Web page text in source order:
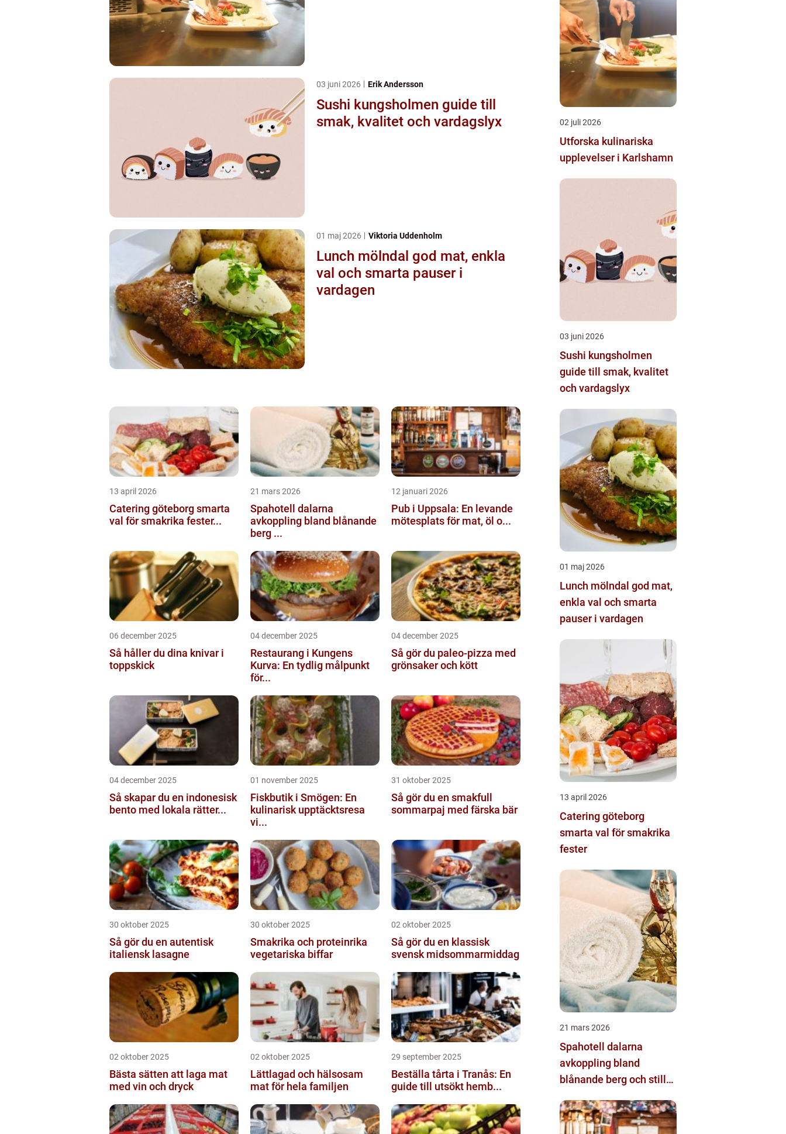
03 juni 2026 Erik Andersson
Sushi kungsholmen guide till
smak, kvalitet och vardagslyx
01 maj 2026 Viktoria Uddenholm
Lunch mölndal god mat, enkla
val och smarta pauser i
vardagen
13 april 2026
Catering göteborg smarta
val för smakrika fester...
21 mars 2026
Spahotell dalarna
avkoppling bland blånande
berg ...
12 januari 2026
Pub i Uppsala: En levande
mötesplats för mat, öl o...
06 december 2025
Så håller du dina knivar i
toppskick
04 december 2025
Restaurang i Kungens
Kurva: En tydlig målpunkt
för...
04 december 2025
Så gör du paleo-pizza med
grönsaker och kött
04 december 2025
Så skapar du en indonesisk
bento med lokala rätter...
01 november 2025
Fiskbutik i Smögen: En
kulinarisk upptäcktsresa
vi...
31 oktober 2025
Så gör du en smakfull
sommarpaj med färska bär
30 oktober 2025
Så gör du en autentisk
italiensk lasagne
30 oktober 2025
Smakrika och proteinrika
vegetariska biffar
02 oktober 2025
Så gör du en klassisk
svensk midsommarmiddag
02 oktober 2025
Bästa sätten att laga mat
med vin och dryck
02 oktober 2025
Lättlagad och hälsosam
mat för hela familjen
29 september 2025
Beställa tårta i Tranås: En
guide till utsökt hemb...
02 juli 2026
Utforska kulinariska
upplevelser i Karlshamn
03 juni 2026
Sushi kungsholmen
guide till smak, kvalitet
och vardagslyx
01 maj 2026
Lunch mölndal god mat,
enkla val och smarta
pauser i vardagen
13 april 2026
Catering göteborg
smarta val för smakrika
fester
21 mars 2026
Spahotell dalarna
avkoppling bland
blånande berg och stilla